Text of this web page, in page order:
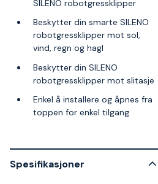
SILENO robotgressklipper
Beskytter din smarte SILENO
robotgressklipper mot sol,
vind, regn og hagl
Beskytter din SILENO
robotgressklipper mot slitasje
Enkel å installere og åpnes fra
toppen for enkel tilgang
Spesifikasjoner